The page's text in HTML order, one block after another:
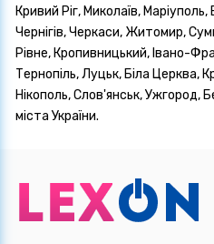
Кривий Ріг, Миколаїв,
Чернігів, Черкаси, Житомир,
Рівне, Кропивницький, Івано-
Тернопіль, Луцьк, Біла Церква,
Нікополь, Слов'янськ, Ужгород,
міста України.